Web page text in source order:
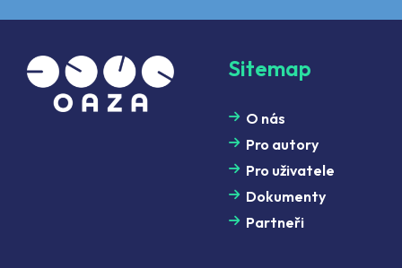
Sitemap
O nás
Pro autory
Pro uživatele
Dokumenty
Partneři